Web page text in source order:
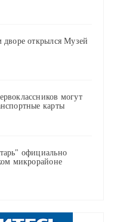
дворе открылся Музей
могут
карты
официально
микрорайоне